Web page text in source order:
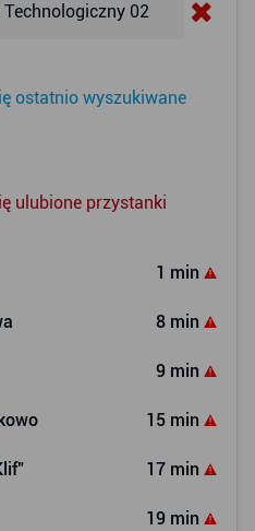
ostatnio wyszukiwane
ulubione przystanki
1 min
8 min
9 min
15 min
17 min
19 min